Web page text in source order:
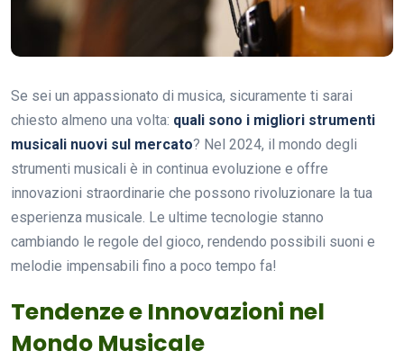
Se sei un appassionato di musica, sicuramente ti sarai
chiesto almeno una volta: quali sono i migliori strumenti
musicali nuovi sul mercato? Nel 2024, il mondo degli
strumenti musicali è in continua evoluzione e offre
innovazioni straordinarie che possono rivoluzionare la tua
esperienza musicale. Le ultime tecnologie stanno
cambiando le regole del gioco, rendendo possibili suoni e
melodie impensabili fino a poco tempo fa!
Tendenze e Innovazioni nel
Mondo Musicale